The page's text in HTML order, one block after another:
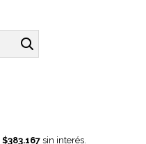
$383.167 sin interés.